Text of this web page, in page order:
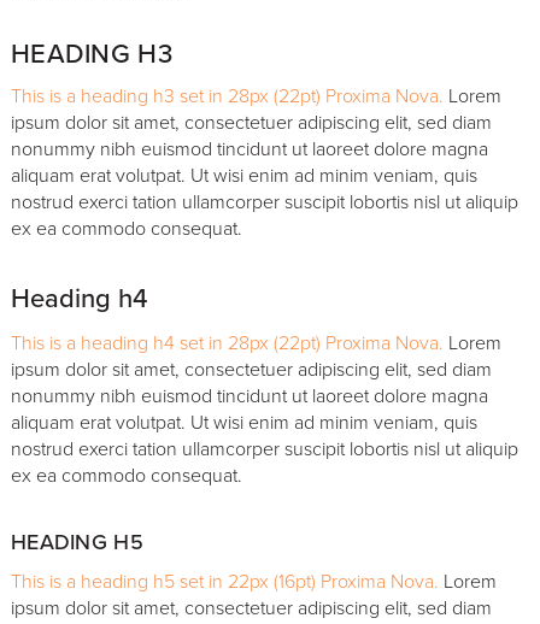
HEADING H3
This is a heading h3 set in 28px (22pt) Proxima Nova. Lorem
ipsum dolor sit amet, consectetuer adipiscing elit, sed diam
nonummy nibh euismod tincidunt ut laoreet dolore magna
aliquam erat volutpat. Ut wisi enim ad minim veniam, quis
nostrud exerci tation ullamcorper suscipit lobortis nisl ut aliquip
ex ea commodo consequat.
Heading h4
This is a heading h4 set in 28px (22pt) Proxima Nova. Lorem
ipsum dolor sit amet, consectetuer adipiscing elit, sed diam
nonummy nibh euismod tincidunt ut laoreet dolore magna
aliquam erat volutpat. Ut wisi enim ad minim veniam, quis
nostrud exerci tation ullamcorper suscipit lobortis nisl ut aliquip
ex ea commodo consequat.
HEADING H5
This is a heading h5 set in 22px (16pt) Proxima Nova. Lorem
ipsum dolor sit amet, consectetuer adipiscing elit, sed diam